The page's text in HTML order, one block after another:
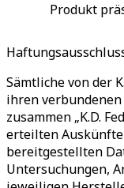
Produkt
Sämtliche von der
ihren
zusammen „K.D.
erteilten
bereitgestellten
Untersuchungen,